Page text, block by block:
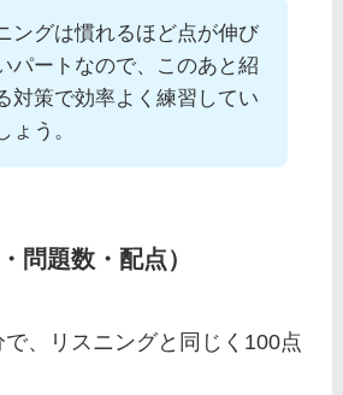
ングは慣れるほど点が伸び
パートなので、このあと紹
対策で効率よく練習してい
ょう。
問題数・配点）
、リスニングと同じく100点